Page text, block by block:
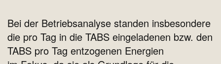
Bei der Betriebsanalyse standen insbesondere
die pro Tag in die TABS eingeladenen bzw. den
TABS pro Tag entzogenen Energien